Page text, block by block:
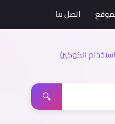
الكوكيز)
اتصل بنا
🔍